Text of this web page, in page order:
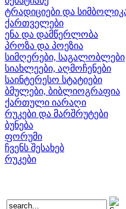
ტრადიციები და
ქართველები
ენა და დამწერლობა
პროზა და პოეზია
სიმღერები, საგალობლები
სიახლეები, აღმოჩენები
საინტერესო სტატიები
ბმულები, ბიბლიოგრაფია
ქართული იარაღი
რუკები და მარშრუტები
ბუნება
ფორუმი
ჩვენს შესახებ
რუკები